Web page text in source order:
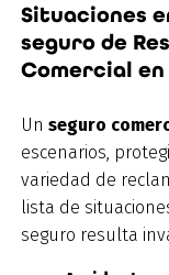
Situaciones
seguro de
Comercial
Un seguro
escenarios,
variedad de
lista de
seguro resulta